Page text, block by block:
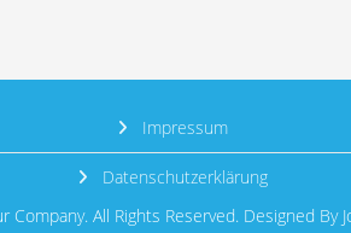
Impressum
Datenschutzerklärung
Company. All Rights Reserved. Designed By